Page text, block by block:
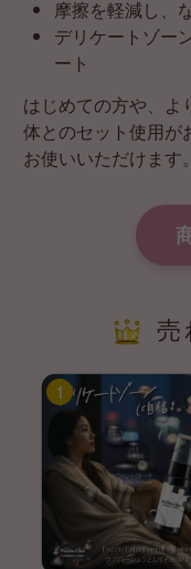
摩擦を軽減し、
デリケートゾー
ート
はじめての方や、よ
体とのセット使用が
お使いいただけます。